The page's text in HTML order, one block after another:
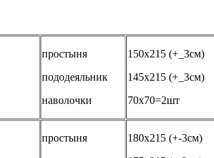
простыня
пододеяльник
наволочки
150х215 (+_3см)
145х215 (+_3см)
70х70=2шт
простыня
180х215 (+-3см)